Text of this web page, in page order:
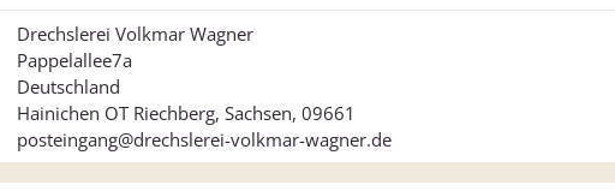
Drechslerei Volkmar Wagner
Pappelallee7a
Deutschland
Hainichen OT Riechberg, Sachsen, 09661
posteingang@drechslerei-volkmar-wagner.de